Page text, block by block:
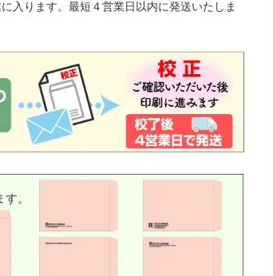
入ります。最短４営業日以内に発送いたしま
。